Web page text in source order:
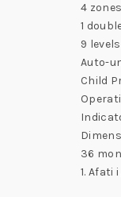
4
1
9
Auto-
Child
36
1.